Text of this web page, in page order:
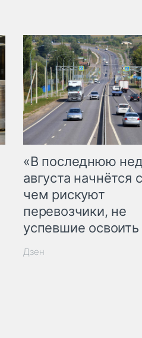
«В последнюю
августа начнётся
чем рискуют
перевозчики, не
успевшие
Дзен